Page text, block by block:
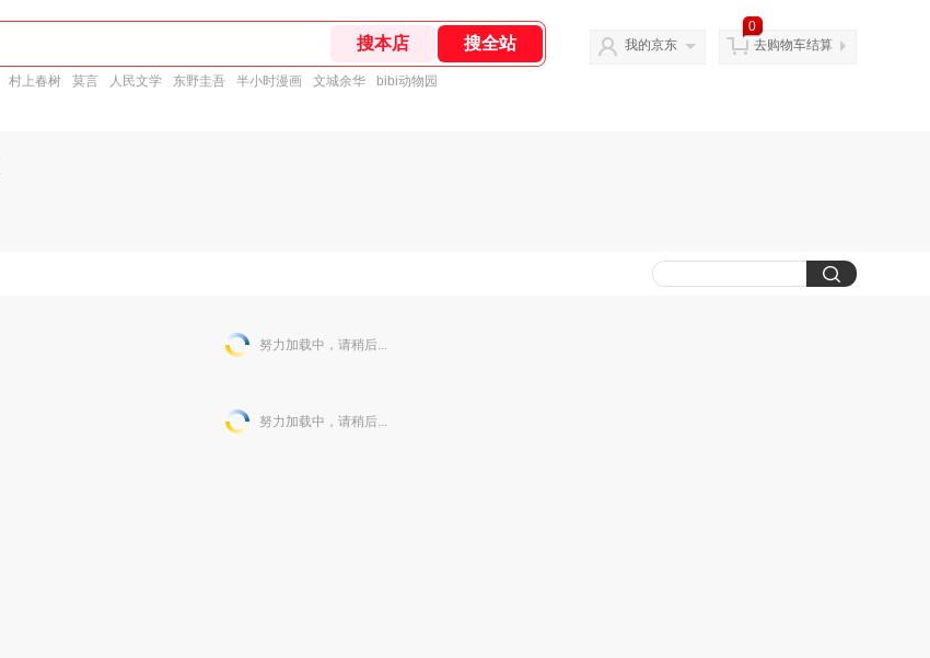
村上春树 莫言 人民文学 东野圭吾 半小时漫画 文城余华 bibi动物园
我的京东
0
去购物车结算
努力加载中，请稍后...
努力加载中，请稍后...